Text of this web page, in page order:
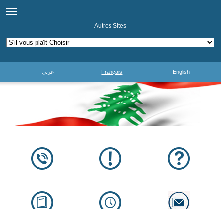
Autres Sites
عربي Français English